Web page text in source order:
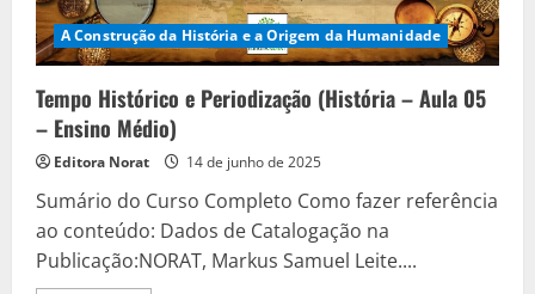
A Construção da História e a Origem da Humanidade
Tempo Histórico e Periodização (História – Aula 05
– Ensino Médio)
Editora Norat 14 de junho de 2025
Sumário do Curso Completo Como fazer referência
ao conteúdo: Dados de Catalogação na
Publicação:NORAT, Markus Samuel Leite....